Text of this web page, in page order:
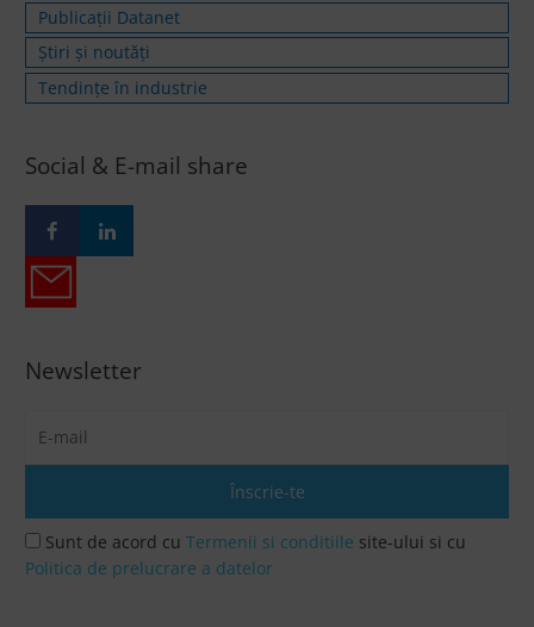
Publicații Datanet
Știri și noutăți
Tendințe în industrie
Social & E-mail share
Newsletter
Sunt de acord cuTermenii si conditiile site-ului si cu
Politica de prelucrare a datelor